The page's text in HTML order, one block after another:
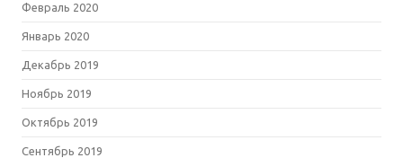
Февраль 2020
Январь 2020
Декабрь 2019
Ноябрь 2019
Октябрь 2019
Сентябрь 2019